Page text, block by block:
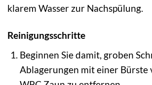
klarem Wasser zur Nachspülung.
Reinigungsschritte
Beginnen Sie damit, groben
Ablagerungen mit einer Bürste